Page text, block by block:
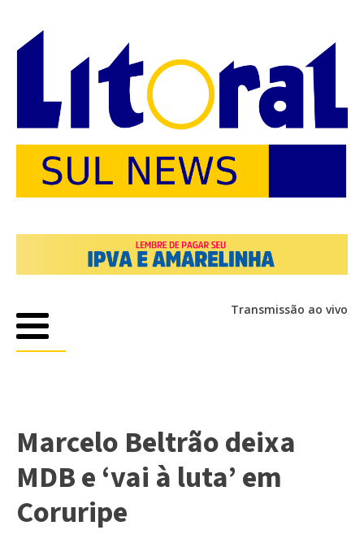
Transmissão ao vivo
Marcelo Beltrão deixa
MDB e ‘vai à luta’ em
Coruripe